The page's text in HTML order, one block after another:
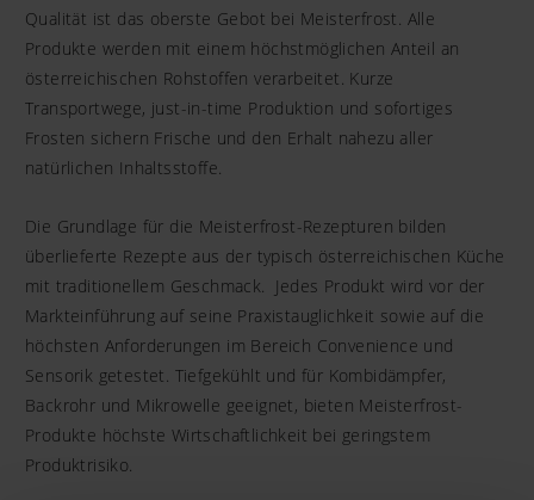
Qualität ist das oberste Gebot bei Meisterfrost. Alle
Produkte werden mit einem höchstmöglichen Anteil an
österreichischen Rohstoffen verarbeitet. Kurze
Transportwege, just-in-time Produktion und sofortiges
Frosten sichern Frische und den Erhalt nahezu aller
natürlichen Inhaltsstoffe.
Die Grundlage für die Meisterfrost-Rezepturen bilden
überlieferte Rezepte aus der typisch österreichischen Küche
mit traditionellem Geschmack. Jedes Produkt wird vor der
Markteinführung auf seine Praxistauglichkeit sowie auf die
höchsten Anforderungen im Bereich Convenience und
Sensorik getestet. Tiefgekühlt und für Kombidämpfer,
Backrohr und Mikrowelle geeignet, bieten Meisterfrost-
Produkte höchste Wirtschaftlichkeit bei geringstem
Produktrisiko.